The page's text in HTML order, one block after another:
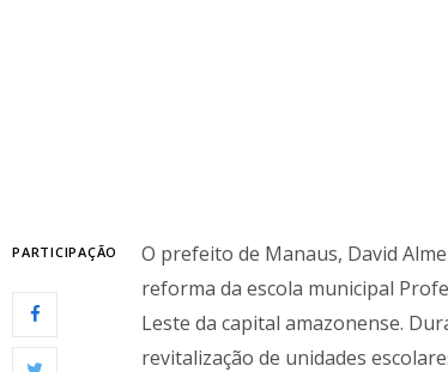
PARTICIPAÇÃO
O prefeito de Manaus, David
reforma da escola municipal
Leste da capital amazonense.
revitalização de unidades